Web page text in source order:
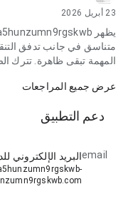
23 أبريل 2026
متناسق في جانب تدفق
المهمة تبقى ظاهرة. تترك
عرض جميع المراجعات
دعم التطبيق
emailالبريد الإلكتروني